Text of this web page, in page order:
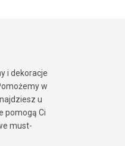
i dekoracje
w
u
pomogą Ci
must-